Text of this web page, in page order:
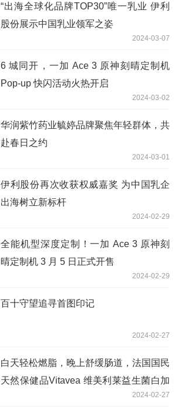
“出海全球化品牌TOP30”唯一乳业 伊利
股份展示中国乳业领军之姿
2024-03-07
6 城同开，一加 Ace 3 原神刻晴定制机
Pop-up 快闪活动火热开启
2024-03-02
华润紫竹药业毓婷品牌聚焦年轻群体，共
赴春日之约
2024-03-01
伊利股份再次收获权威嘉奖 为中国乳企
出海树立新标杆
2024-02-29
全能机型深度定制！一加 Ace 3 原神刻
晴定制机 3 月 5 日正式开售
2024-02-29
百十守望追寻首图印记
2024-02-27
白天轻松燃脂，晚上舒缓肠道，法国国民
天然保健品Vitavea 维美利莱益生菌白加
2024-02-27